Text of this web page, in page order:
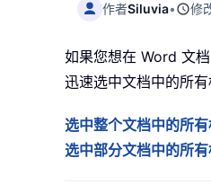
作者Siluvia• 修
如果您想在 Word 文
迅速选中文档中的所有
选中整个文档中的所
选中部分文档中的所